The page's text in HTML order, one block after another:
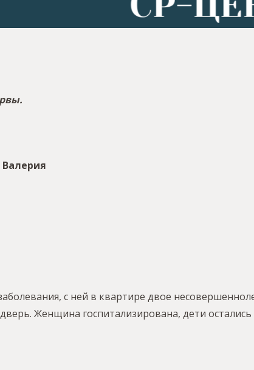
с ней в квартире двое
Женщина госпитализирована, дети